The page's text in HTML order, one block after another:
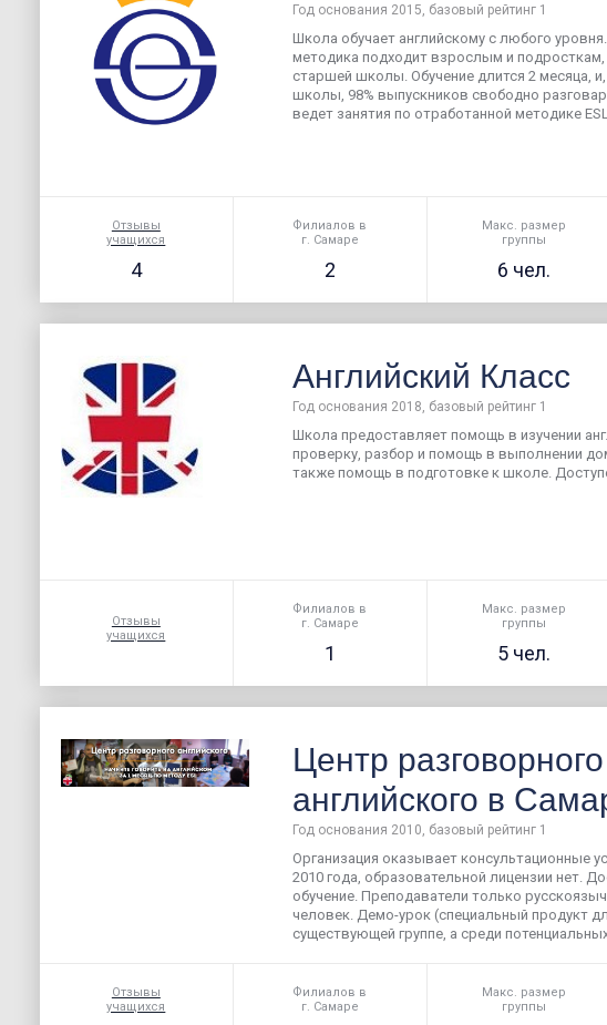
Год основания 2015, базовый рейтинг 1
Школа обучает английскому с любого
методика подходит взрослым и подросткам,
старшей школы. Обучение длится 2 месяца,
школы, 98% выпускников свободно
ведет занятия по отработанной методике
Отзывы
учащихся
4
Филиалов в
г. Самаре
2
Макс. размер
группы
6 чел.
Английский Класс
Год основания 2018, базовый рейтинг 1
Школа предоставляет помощь в изучении
проверку, разбор и помощь в выполнении
также помощь в подготовке к школе.
Отзывы
учащихся
Филиалов в
г. Самаре
1
Макс. размер
группы
5 чел.
Центр разговорного
английского в
Год основания 2010, базовый рейтинг 1
Организация оказывает консультационные
2010 года, образовательной лицензии нет.
обучение. Преподаватели только
человек. Демо-урок (специальный продукт
существующей группе, а среди
Отзывы
учащихся
Филиалов в
г. Самаре
Макс. размер
группы